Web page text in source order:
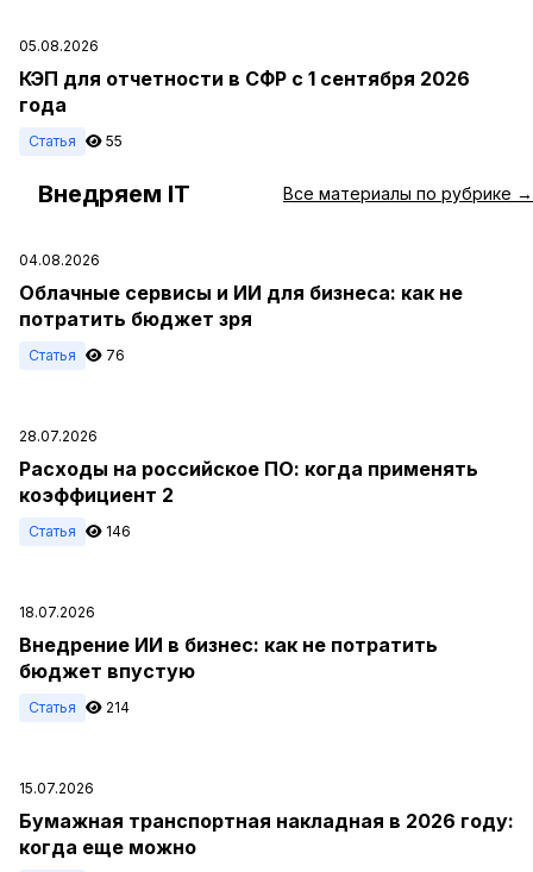
05.08.2026
КЭП для отчетности в СФР с 1 сентября 2026
года
Статья 55
Внедряем IT Все материалы по рубрике →
04.08.2026
Облачные сервисы и ИИ для бизнеса: как не
потратить бюджет зря
Статья 76
28.07.2026
Расходы на российское ПО: когда применять
коэффициент 2
Статья 146
18.07.2026
Внедрение ИИ в бизнес: как не потратить
бюджет впустую
Статья 214
15.07.2026
Бумажная транспортная накладная в 2026 году:
когда еще можно